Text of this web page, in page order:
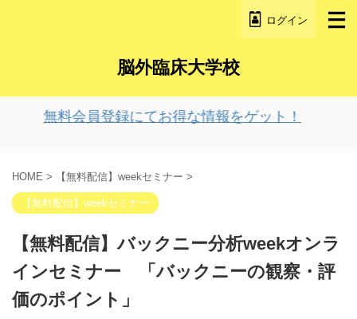
ログイン
脳外臨床大学校
無料会員登録にてお得な情報をゲット！
HOME > 【無料配信】weekセミナー >
【無料配信】weekセミナー
【無料配信】バックニー分析weekオンラ
インセミナー 「バックニーの観察・評
価のポイント」